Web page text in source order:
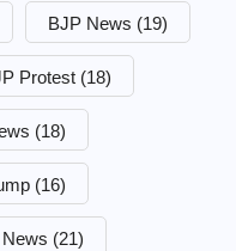
BJP News (19)
Protest (18)
(18)
(16)
(21)